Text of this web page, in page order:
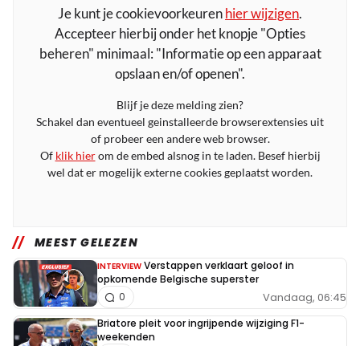
Je kunt je cookievoorkeurenhier wijzigen.
Accepteer hierbij onder het knopje "Opties
beheren" minimaal: "Informatie op een apparaat
opslaan en/of openen".
Blijf je deze melding zien?
Schakel dan eventueel geinstalleerde browserextensies uit
of probeer een andere web browser.
Of klik hierom de embed alsnog in te laden. Besef hierbij
wel dat er mogelijk externe cookies geplaatst worden.
MEEST GELEZEN
INTERVIEW Verstappen verklaart geloof in
opkomende Belgische superster
Vandaag, 06:45
0
Briatore pleit voor ingrijpende wijziging F1-
weekenden